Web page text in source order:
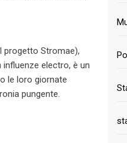
progetto Stromae),
electro, è un
le loro giornate
pungente.